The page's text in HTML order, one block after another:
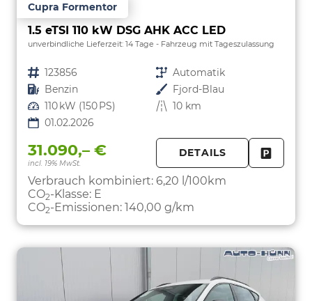
Cupra Formentor
1.5 eTSI 110 kW DSG AHK ACC LED
unverbindliche Lieferzeit: 14 Tage Fahrzeug mit Tageszulassung
Fahrzeugnr. 123856 Getriebe Automatik
Kraftstoff Benzin Außenfarbe Fjord-Blau
Leistung 110 kW (150 PS) Kilometerstand 10 km
01.02.2026
31.090,– €
incl. 19% MwSt.
DETAILS
Verbrauch kombiniert: 6,20 l/100km
CO2-Klasse: E
CO2-Emissionen: 140,00 g/km